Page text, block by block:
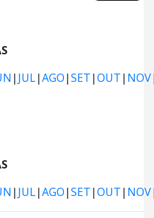
| JUL|AGO|SET|OUT| NOV
| JUL|AGO|SET|OUT| NOV